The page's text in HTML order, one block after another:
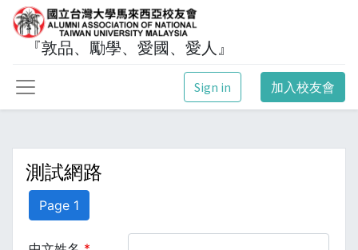
『敦品、勵學、愛國、愛人』
Sign in 加入校友會